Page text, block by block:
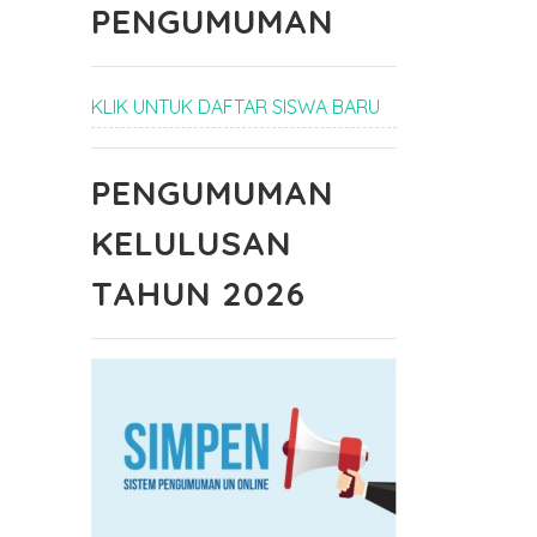
PENDAFTARAN
SISWA BARU
TAHUN 2025
PEMBEKALAN
PRAKERIND
TAHUN
AJARAN
2023/2024
PENGUMUMAN
KLIK UNTUK DAFTAR SISWA BARU
PENGUMUMAN
KELULUSAN
TAHUN 2026